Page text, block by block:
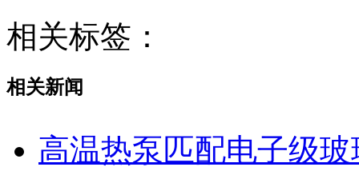
相关标签：
相关新闻
高温热泵匹配电子级